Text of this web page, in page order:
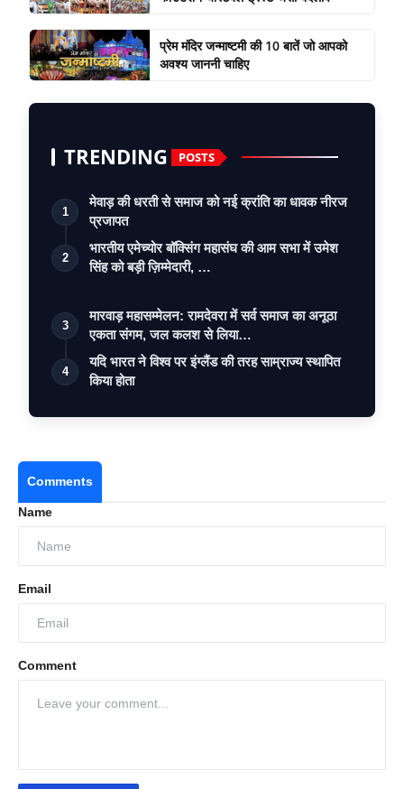
प्रेम मंदिर जन्माष्टमी की 10 बातें जो आपको
अवश्य जाननी चाहिए
TRENDING POSTS
1
मेवाड़ की धरती से समाज को नई क्रांति का धावक नीरज
प्रजापत
2
भारतीय एमेच्योर बॉक्सिंग महासंघ की आम सभा में उमेश
सिंह को बड़ी ज़िम्मेदारी, …
3
मारवाड़ महासम्मेलन: रामदेवरा में सर्व समाज का अनूठा
एकता संगम, जल कलश से लिया…
4
यदि भारत ने विश्व पर इंग्लैंड की तरह साम्राज्य स्थापित
किया होता
Comments
Name
Email
Comment